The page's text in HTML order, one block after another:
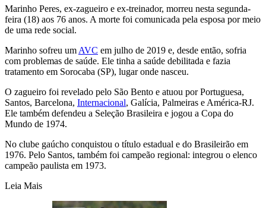
Marinho Peres, ex-zagueiro e ex-treinador, morreu nesta segunda-
feira (18) aos 76 anos. A morte foi comunicada pela esposa por meio
de uma rede social.
Marinho sofreu um AVC em julho de 2019 e, desde então, sofria
com problemas de saúde. Ele tinha a saúde debilitada e fazia
tratamento em Sorocaba (SP), lugar onde nasceu.
O zagueiro foi revelado pelo São Bento e atuou por Portuguesa,
Santos, Barcelona, Internacional, Galícia, Palmeiras e América-RJ.
Ele também defendeu a Seleção Brasileira e jogou a Copa do
Mundo de 1974.
No clube gaúcho conquistou o título estadual e do Brasileirão em
1976. Pelo Santos, também foi campeão regional: integrou o elenco
campeão paulista em 1973.
Leia Mais